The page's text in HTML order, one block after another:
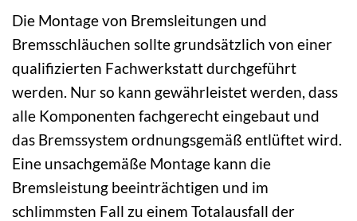
Die Montage von Bremsleitungen und
Bremsschläuchen sollte grundsätzlich von einer
qualifizierten Fachwerkstatt durchgeführt
werden. Nur so kann gewährleistet werden, dass
alle Komponenten fachgerecht eingebaut und
das Bremssystem ordnungsgemäß entlüftet wird.
Eine unsachgemäße Montage kann die
Bremsleistung beeinträchtigen und im
schlimmsten Fall zu einem Totalausfall der